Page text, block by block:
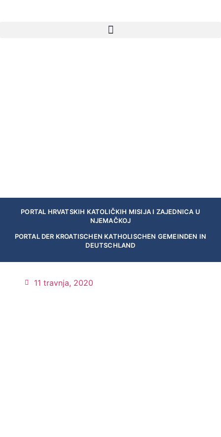
PORTAL HRVATSKIH KATOLIČKIH MISIJA I ZAJEDNICA U
NJEMAČKOJ
PORTAL DER KROATISCHEN KATHOLISCHEN GEMEINDEN IN
DEUTSCHLAND
11 travnja, 2020